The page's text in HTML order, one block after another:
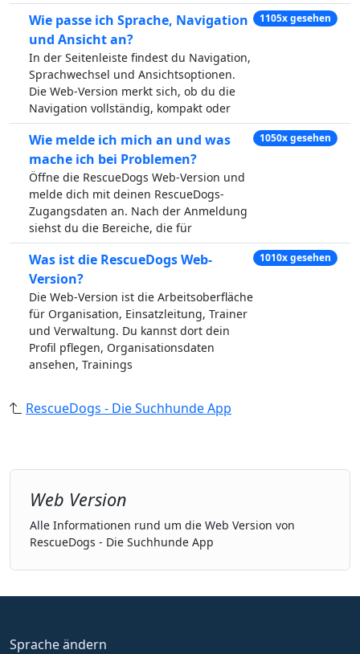
Wie passe ich Sprache, Navigation
und Ansicht an?
In der Seitenleiste findest du Navigation,
Sprachwechsel und Ansichtsoptionen.
Die Web-Version merkt sich, ob du die
Navigation vollständig, kompakt oder
1105x gesehen
Wie melde ich mich an und was
mache ich bei Problemen?
Öffne die RescueDogs Web-Version und
melde dich mit deinen RescueDogs-
Zugangsdaten an. Nach der Anmeldung
siehst du die Bereiche, die für
1050x gesehen
Was ist die RescueDogs Web-
Version?
Die Web-Version ist die Arbeitsoberfläche
für Organisation, Einsatzleitung, Trainer
und Verwaltung. Du kannst dort dein
Profil pflegen, Organisationsdaten
ansehen, Trainings
1010x gesehen
RescueDogs - Die Suchhunde App
Web Version
Alle Informationen rund um die Web Version von
RescueDogs - Die Suchhunde App
Sprache ändern